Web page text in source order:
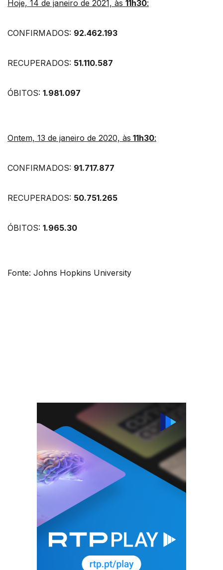
Hoje, 14 de janeiro de 2021, às 11h30:
CONFIRMADOS: 92.462.193
RECUPERADOS: 51.110.587
ÓBITOS: 1.981.097
Ontem, 13 de janeiro de 2020, às 11h30:
CONFIRMADOS: 91.717.877
RECUPERADOS: 50.751.265
ÓBITOS: 1.965.30
Fonte: Johns Hopkins University